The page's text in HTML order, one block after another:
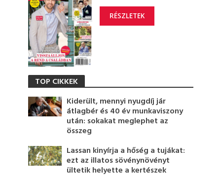
RÉSZLETEK
TOP CIKKEK
Kiderült, mennyi nyugdíj jár
átlagbér és 40 év munkaviszony
után: sokakat meglephet az
összeg
Lassan kinyírja a hőség a tujákat:
ezt az illatos sövénynövényt
ültetik helyette a kertészek